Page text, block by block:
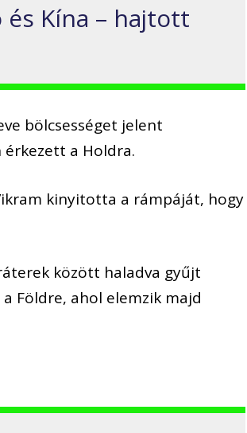
Kína – hajtott
bölcsességet jelent
érkezett a Holdra.
kinyitotta a rámpáját, hogy
között haladva gyűjt
Földre, ahol elemzik majd